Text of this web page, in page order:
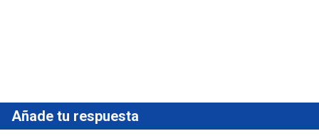
Añade tu respuesta